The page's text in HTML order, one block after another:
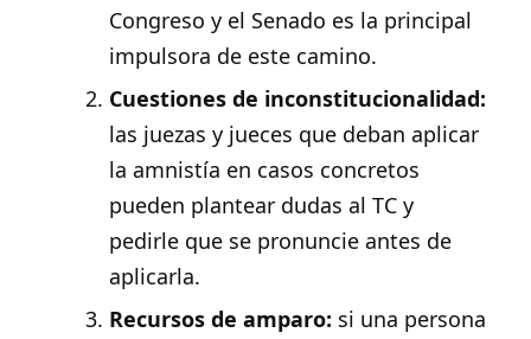
Congreso y el Senado es la principal
impulsora de este camino.
Cuestiones de inconstitucionalidad:
las juezas y jueces que deban aplicar
la amnistía en casos concretos
pueden plantear dudas al TC y
pedirle que se pronuncie antes de
aplicarla.
Recursos de amparo: si una persona